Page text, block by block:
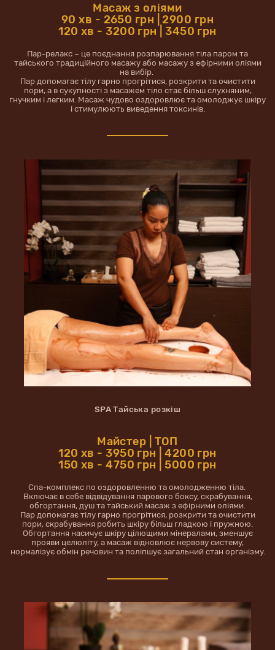
Масаж з оліями
90 хв - 2650 грн | 2900 грн
120 хв - 3200 грн | 3450 грн
Пар-релакс – це поєднання розпарювання тіла паром та
тайського традиційного масажу або масажу з ефірними оліями
на вибір.
Пар допомагає тілу гарно прогрітися, розкрити та очистити
пори, а в сукупності з масажем тіло стає більш слухняним,
гнучким і легким. Масаж чудово оздоровлює та омолоджує шкіру
і стимулюють виведення токсинів.
SPA Тайська розкіш
Майстер | ТОП
120 хв - 3950 грн | 4200 грн
150 хв - 4750 грн | 5000 грн
Спа-комплекс по оздоровленню та омолодженню тіла.
Включає в себе відвідування парового боксу, скрабування,
обгортання, душ та тайський масаж з ефірними оліями.
Пар допомагає тілу гарно прогрітися, розкрити та очистити
пори, скрабування робить шкіру більш гладкою і пружною.
Обгортання насичує шкіру цілющими мінералами, зменшує
прояви целюліту, а масаж відновлює нервову систему,
нормалізує обмін речовин та поліпшує загальний стан організму.